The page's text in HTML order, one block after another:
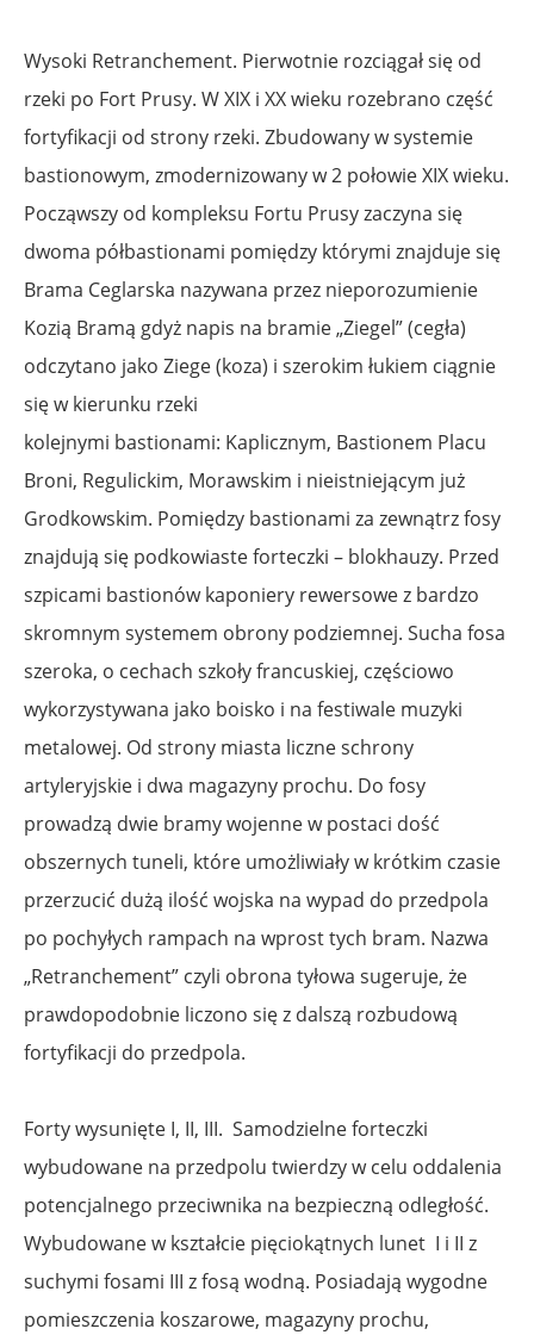
Wysoki Retranchement. Pierwotnie rozciągał się od
rzeki po Fort Prusy. W XIX i XX wieku rozebrano część
fortyfikacji od strony rzeki. Zbudowany w systemie
bastionowym, zmodernizowany w 2 połowie XIX wieku.
Począwszy od kompleksu Fortu Prusy zaczyna się
dwoma półbastionami pomiędzy którymi znajduje się
Brama Ceglarska nazywana przez nieporozumienie
Kozią Bramą gdyż napis na bramie „Ziegel” (cegła)
odczytano jako Ziege (koza) i szerokim łukiem ciągnie
się w kierunku rzeki
kolejnymi bastionami: Kaplicznym, Bastionem Placu
Broni, Regulickim, Morawskim i nieistniejącym już
Grodkowskim. Pomiędzy bastionami za zewnątrz fosy
znajdują się podkowiaste forteczki – blokhauzy. Przed
szpicami bastionów kaponiery rewersowe z bardzo
skromnym systemem obrony podziemnej. Sucha fosa
szeroka, o cechach szkoły francuskiej, częściowo
wykorzystywana jako boisko i na festiwale muzyki
metalowej. Od strony miasta liczne schrony
artyleryjskie i dwa magazyny prochu. Do fosy
prowadzą dwie bramy wojenne w postaci dość
obszernych tuneli, które umożliwiały w krótkim czasie
przerzucić dużą ilość wojska na wypad do przedpola
po pochyłych rampach na wprost tych bram. Nazwa
„Retranchement” czyli obrona tyłowa sugeruje, że
prawdopodobnie liczono się z dalszą rozbudową
fortyfikacji do przedpola.
Forty wysunięte I, II, III. Samodzielne forteczki
wybudowane na przedpolu twierdzy w celu oddalenia
potencjalnego przeciwnika na bezpieczną odległość.
Wybudowane w kształcie pięciokątnych lunet I i II z
suchymi fosami III z fosą wodną. Posiadają wygodne
pomieszczenia koszarowe, magazyny prochu,